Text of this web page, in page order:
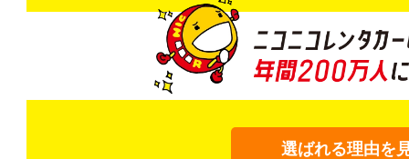
選ばれる理由を